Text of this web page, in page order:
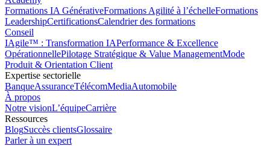
Formations IA GénérativeFormations Agilité à l’échelleFormations
LeadershipCertificationsCalendrier des formations
Conseil
IAgile™ : Transformation IAPerformance & Excellence
OpérationnellePilotage Stratégique & Value ManagementMode
Produit & Orientation Client
Expertise sectorielle
BanqueAssuranceTélécomMediaAutomobile
À propos
Notre visionL’équipeCarrière
Ressources
BlogSuccès clientsGlossaire
Parler à un expert